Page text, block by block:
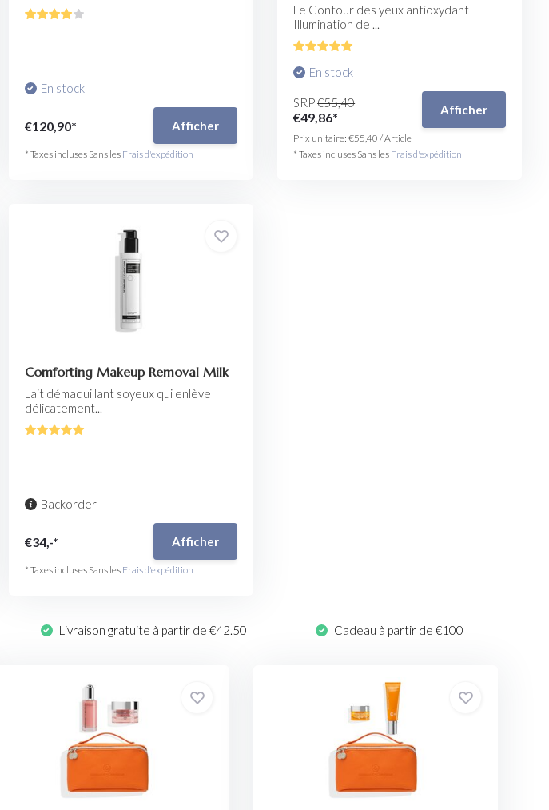
En stock
€120,90* Afficher
* Taxes incluses Sans les Frais d'expédition
Le Contour des yeux antioxydant
Illumination de ...
En stock
SRP€55,40
€49,86* Afficher
Prix unitaire:€55,40 /Article
* Taxes incluses Sans les Frais d'expédition
Comforting Makeup Removal Milk
Lait démaquillant soyeux qui enlève
délicatement...
Backorder
€34,-* Afficher
* Taxes incluses Sans les Frais d'expédition
Livraison gratuite à partir de €42.50 Cadeau à partir de €100